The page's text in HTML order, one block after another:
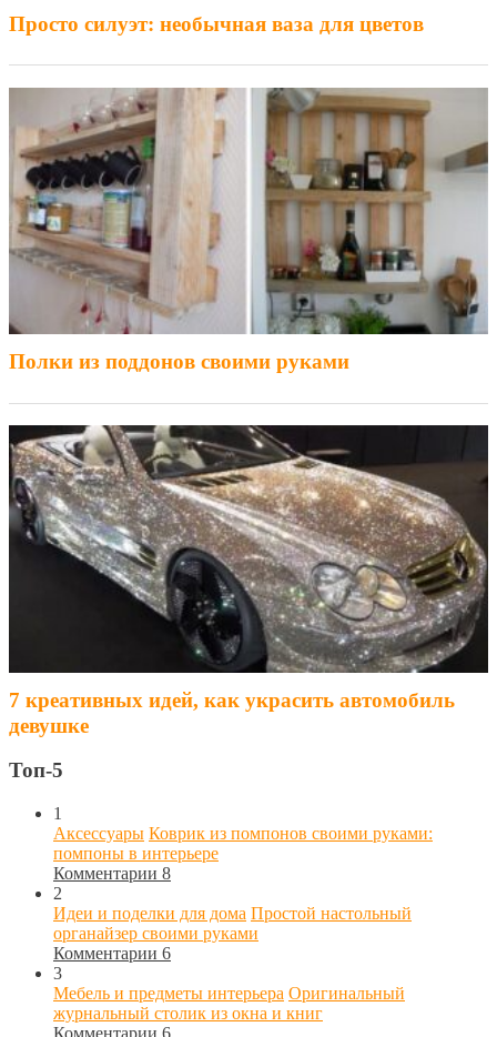
Просто силуэт: необычная ваза для цветов
Полки из поддонов своими руками
7 креативных идей, как украсить автомобиль
девушке
Топ-5
1
Аксессуары Коврик из помпонов своими руками:
помпоны в интерьере
Комментарии 8
2
Идеи и поделки для дома Простой настольный
органайзер своими руками
Комментарии 6
3
Мебель и предметы интерьера Оригинальный
журнальный столик из окна и книг
Комментарии 6